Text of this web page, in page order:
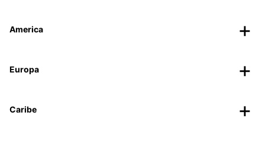
America
Europa
Caribe